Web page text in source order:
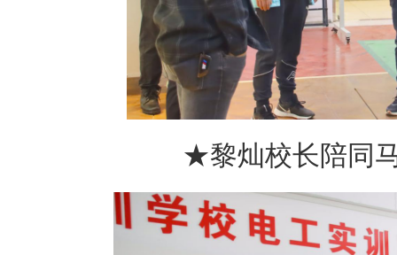
★黎灿校长陪同